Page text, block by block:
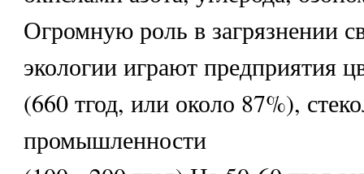
Огромную роль в загрязнении
экологии играют предприятия
(660 тгод, или около 87%),
промышленности